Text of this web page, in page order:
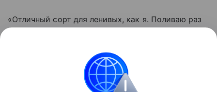
«Отличный сорт для ленивых, как я. Поливаю раз
после дождей. Вкус действительно насыщенный.
Буду сажать еще», — Олег, Краснодарский край.